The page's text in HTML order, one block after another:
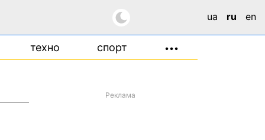
ua ru en
техно спорт •••
Реклама